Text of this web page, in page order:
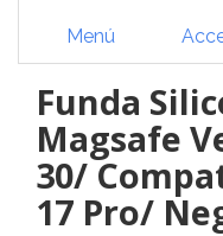
Menú
Funda
Magsafe
30/
17 Pro/